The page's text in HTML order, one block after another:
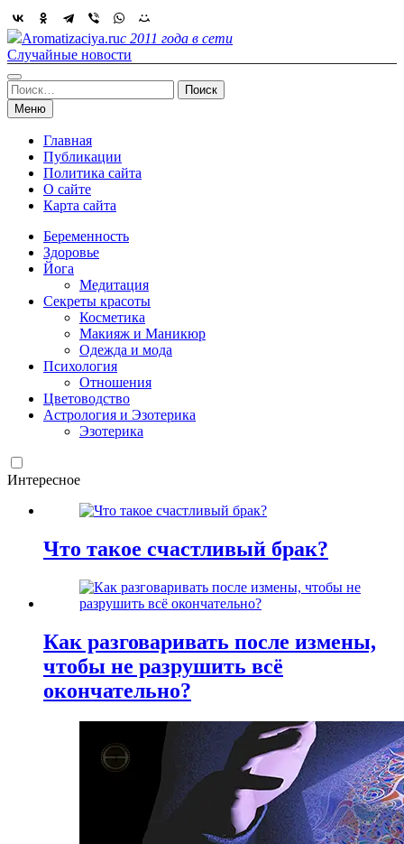
Skip
to
content
Aromatizaciya.ruс 2011 года в сети
Случайные новости
Найти:
Меню
Главная
Публикации
Политика сайта
О сайте
Карта сайта
Беременность
Здоровье
Йога
Медитация
Секреты красоты
Косметика
Макияж и Маникюр
Одежда и мода
Психология
Отношения
Цветоводство
Астрология и Эзотерика
Эзотерика
Интересное
Что такое счастливый брак?
Как разговаривать после измены,
чтобы не разрушить всё
окончательно?